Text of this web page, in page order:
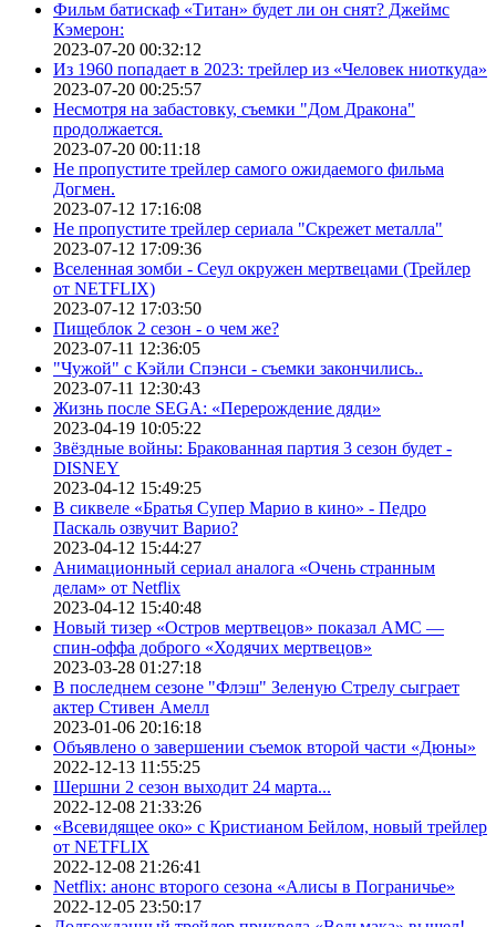
Фильм батискаф «Титан» будет ли он снят? Джеймс
Кэмерон:
2023-07-20 00:32:12
Из 1960 попадает в 2023: трейлер из «Человек ниоткуда»
2023-07-20 00:25:57
Несмотря на забастовку, съемки "Дом Дракона"
продолжается.
2023-07-20 00:11:18
Не пропустите трейлер самого ожидаемого фильма
Догмен.
2023-07-12 17:16:08
Не пропустите трейлер сериала "Скрежет металла"
2023-07-12 17:09:36
Вселенная зомби - Сеул окружен мертвецами (Трейлер
от NETFLIX)
2023-07-12 17:03:50
Пищеблок 2 сезон - о чем же?
2023-07-11 12:36:05
"Чужой" с Кэйли Спэнси - съемки закончились..
2023-07-11 12:30:43
Жизнь после SEGA: «Перерождение дяди»
2023-04-19 10:05:22
Звёздные войны: Бракованная партия 3 сезон будет -
DISNEY
2023-04-12 15:49:25
В сиквеле «Братья Супер Марио в кино» - Педро
Паскаль озвучит Варио?
2023-04-12 15:44:27
Анимационный сериал аналога «Очень странным
делам» от Netflix
2023-04-12 15:40:48
Новый тизер «Остров мертвецов» показал АМС —
спин-оффа доброго «Ходячих мертвецов»
2023-03-28 01:27:18
В последнем сезоне "Флэш" Зеленую Стрелу сыграет
актер Стивен Амелл
2023-01-06 20:16:18
Объявлено о завершении съемок второй части «Дюны»
2022-12-13 11:55:25
Шершни 2 сезон выходит 24 марта...
2022-12-08 21:33:26
«Всевидящее око» с Кристианом Бейлом, новый трейлер
от NETFLIX
2022-12-08 21:26:41
Netflix: анонс второго сезона «Алисы в Пограничье»
2022-12-05 23:50:17